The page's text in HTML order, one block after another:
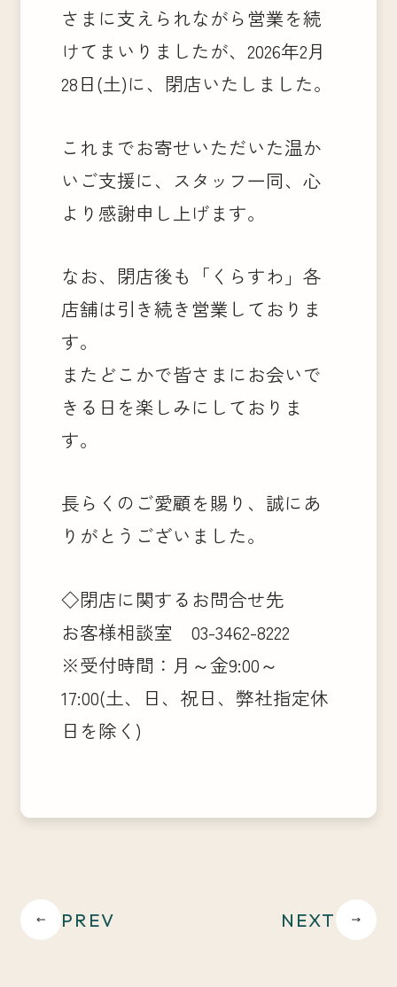
さまに支えられながら営業を続
けてまいりましたが、2026年2月
28日(土)に、閉店いたしました。
これまでお寄せいただいた温か
いご支援に、スタッフ一同、心
より感謝申し上げます。
なお、閉店後も「くらすわ」各
店舗は引き続き営業しておりま
す。
またどこかで皆さまにお会いで
きる日を楽しみにしておりま
す。
長らくのご愛顧を賜り、誠にあ
りがとうございました。
◇閉店に関するお問合せ先
お客様相談室 03-3462-8222
※受付時間：月～金9:00～
17:00(土、日、祝日、弊社指定休
日を除く)
PREV NEXT